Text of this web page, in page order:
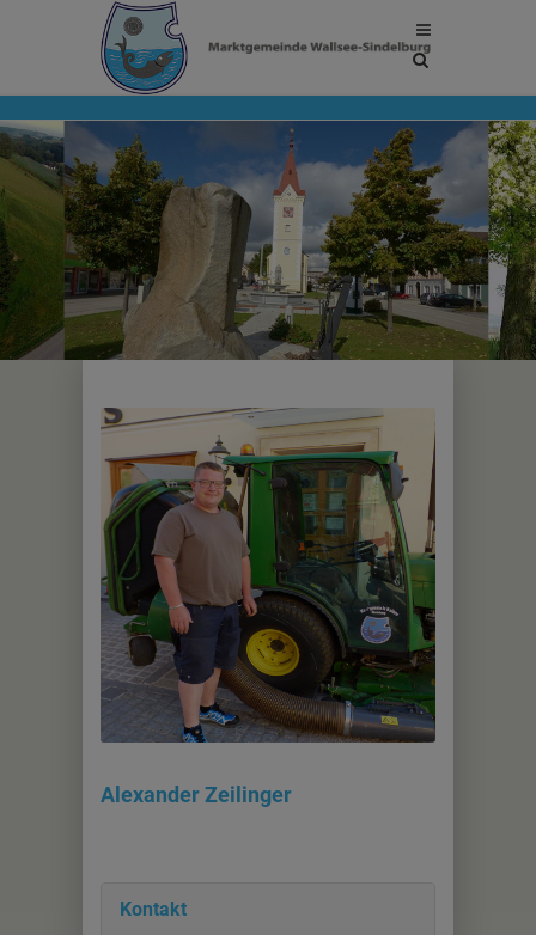
Site
Alexander Zeilinger
Kontakt